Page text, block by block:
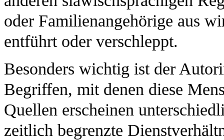
oder Familienangehörige aus
entführt oder verschleppt.
Besonders wichtig ist der
Begriffen, mit denen diese
Quellen erscheinen
zeitlich begrenzte